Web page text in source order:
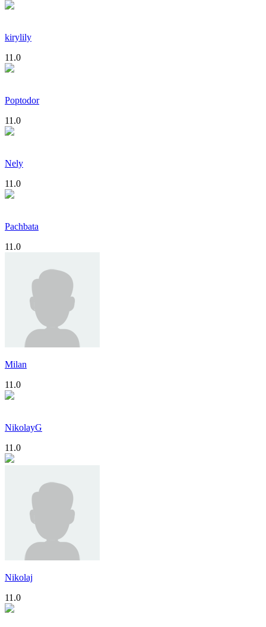
kirylily
11.0
Poptodor
11.0
Nely
11.0
Pachbata
11.0
Milan
11.0
NikolayG
11.0
Nikolaj
11.0